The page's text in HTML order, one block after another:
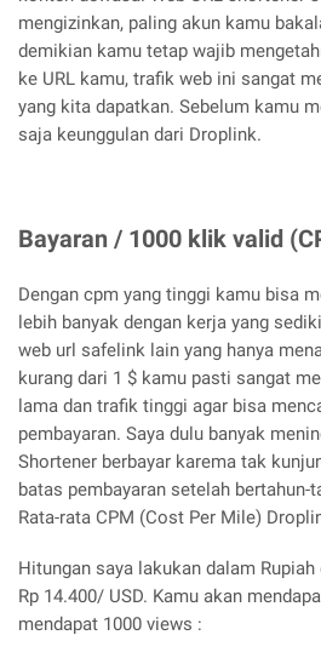
mengizinkan, paling akun kamu
demikian kamu tetap wajib
ke URL kamu, trafik web ini sangat
yang kita dapatkan. Sebelum kamu
saja keunggulan dari Droplink.
Bayaran / 1000 klik valid
Dengan cpm yang tinggi kamu bisa
lebih banyak dengan kerja yang
web url safelink lain yang hanya
kurang dari 1 $ kamu pasti sangat
lama dan trafik tinggi agar bisa
pembayaran. Saya dulu banyak
Shortener berbayar karema tak
batas pembayaran setelah bertahun-
Rata-rata CPM (Cost Per Mile)
Hitungan saya lakukan dalam
Rp 14.400/ USD. Kamu akan
mendapat 1000 views :